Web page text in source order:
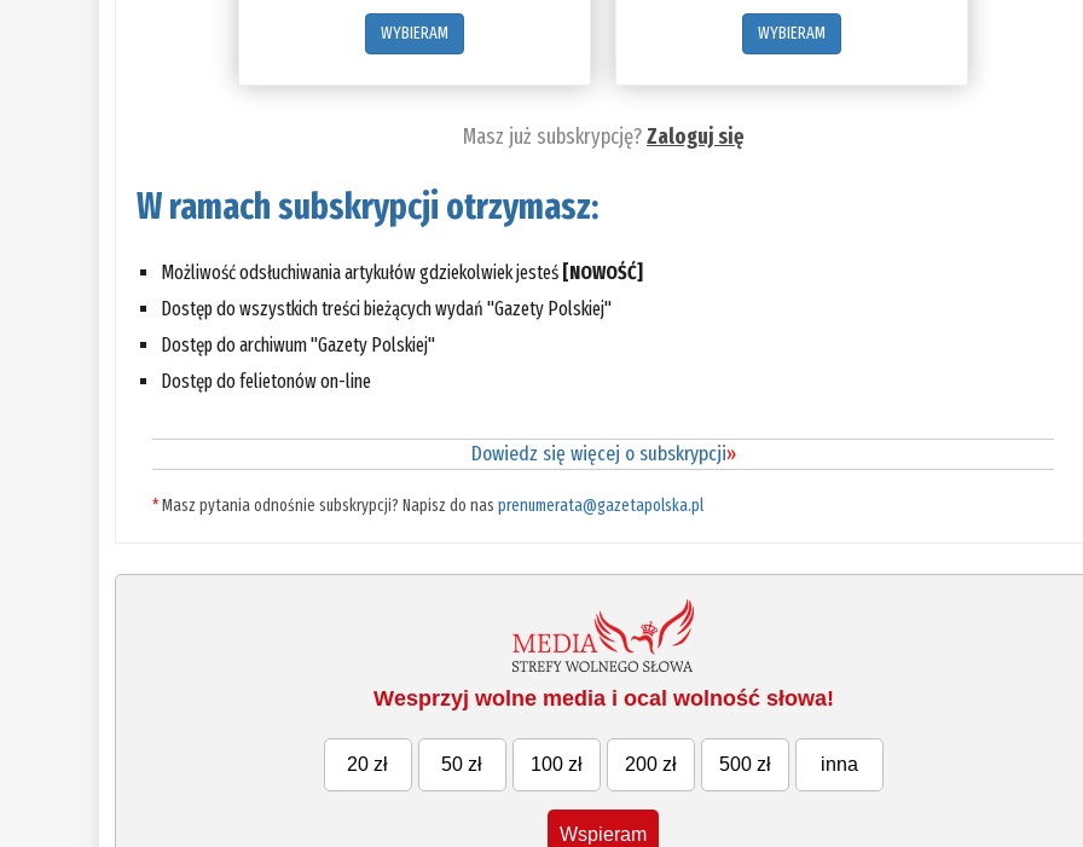
WYBIERAM WYBIERAM
Masz już subskrypcję?Zaloguj się
W ramach subskrypcji otrzymasz:
Możliwość odsłuchiwania artykułów gdziekolwiek jesteś [NOWOŚĆ]
Dostęp do wszystkich treści bieżących wydań "Gazety Polskiej"
Dostęp do archiwum "Gazety Polskiej"
Dostęp do felietonów on-line
Dowiedz się więcej o subskrypcji»
*Masz pytania odnośnie subskrypcji? Napisz do nasprenumerata@gazetapolska.pl
Wesprzyj wolne media i ocal wolność słowa!
20 zł 50 zł 100 zł 200 zł 500 zł inna
Wspieram